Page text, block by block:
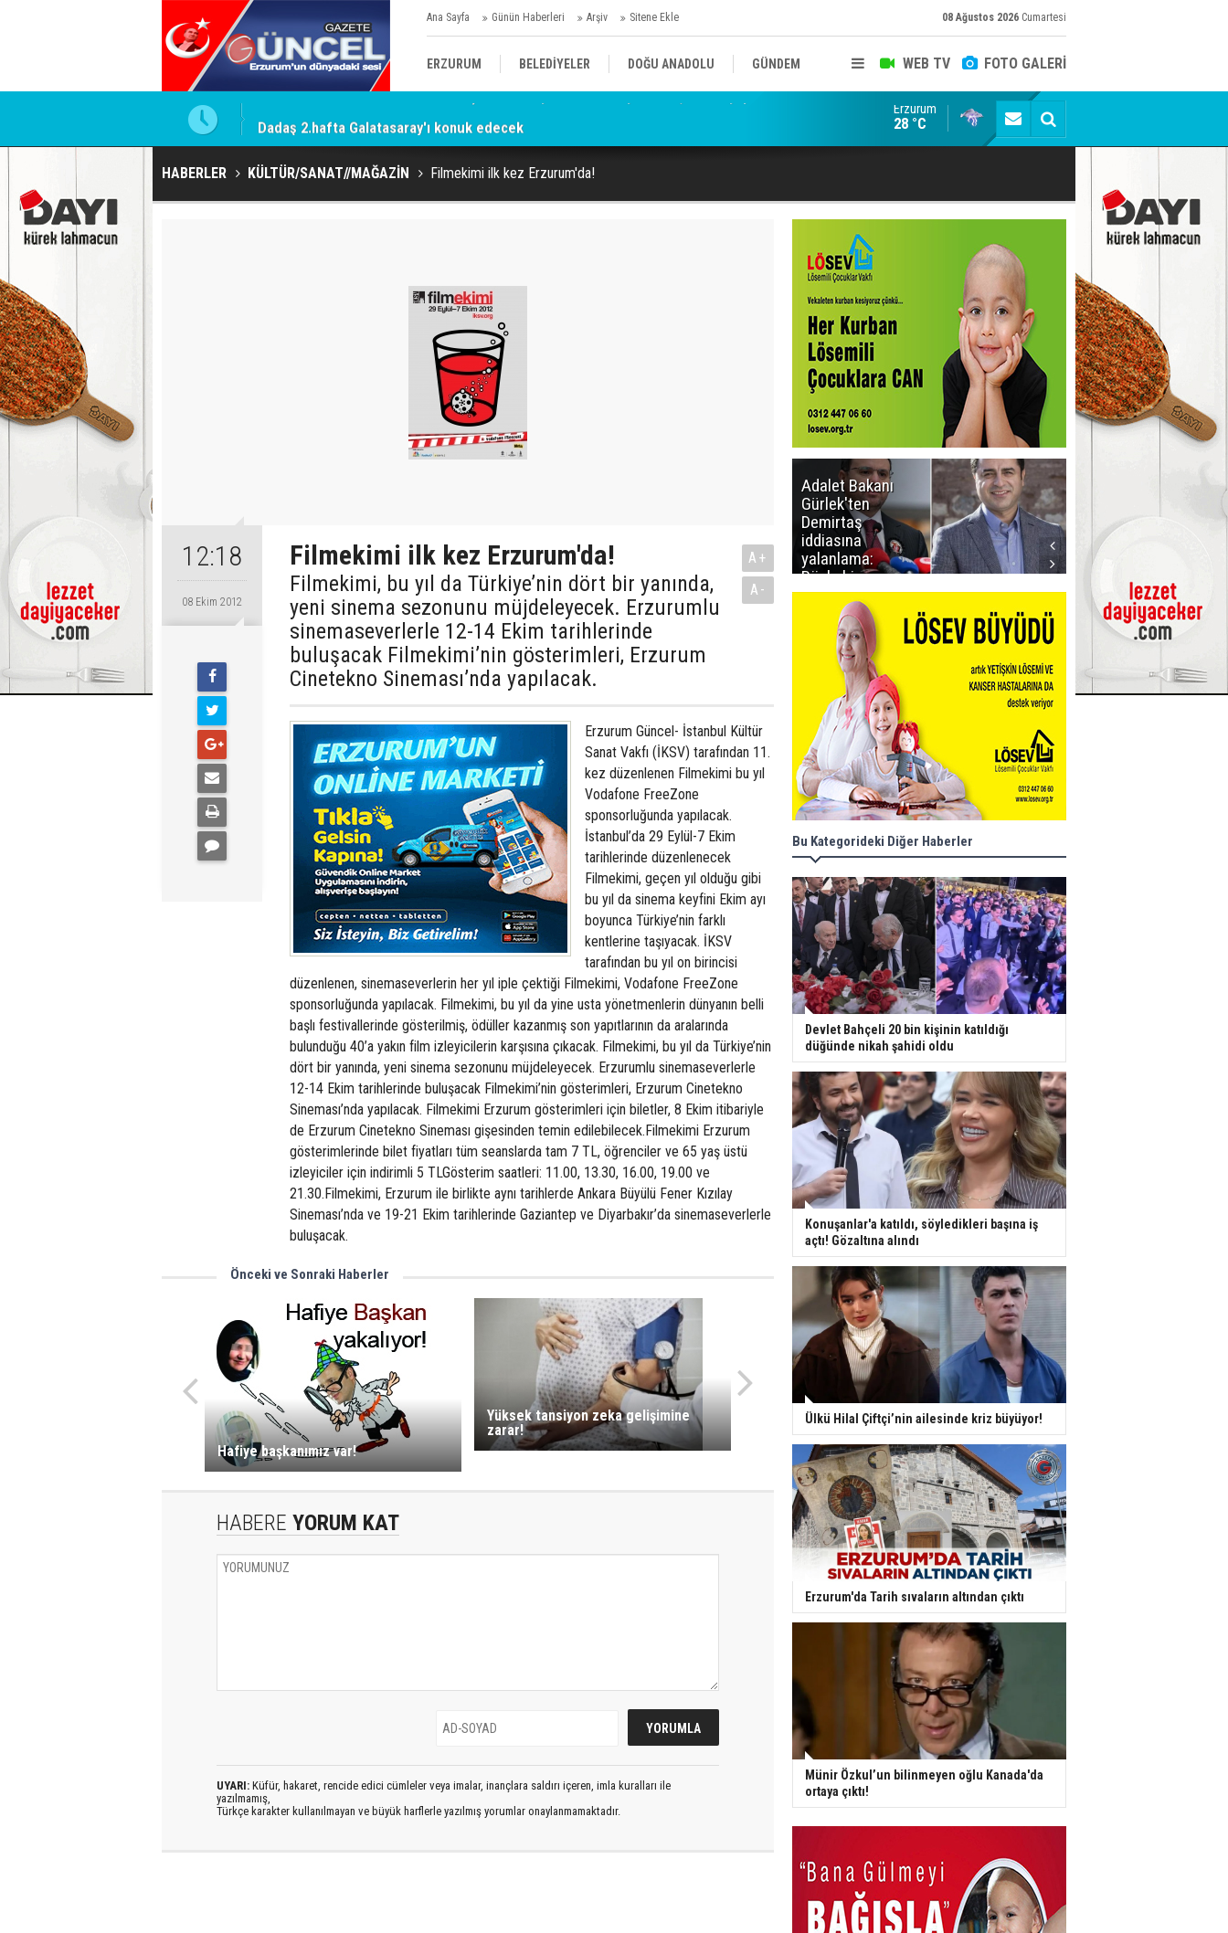
Ana Sayfa Günün Haberleri Arşiv Sitene Ekle 08 Ağustos 2026 Cumartesi
WEB TV FOTO GALERİ
ERZURUM BELEDİYELER DOĞU ANADOLU GÜNDEM
SİYASET
KÜLTÜR/SANAT//MAĞAZİN
Dadaş 2.hafta Galatasaray'ı konuk edecek Devlet Bahçeli 20 bin kişinin katıldığı düğünde
Erzurum
28 °C
HABERLER KÜLTÜR/SANAT//MAĞAZİN Filmekimi ilk kez Erzurum'da!
12:18
08 Ekim 2012
Filmekimi ilk kez Erzurum'da!
Filmekimi, bu yıl da Türkiye’nin dört bir yanında,
yeni sinema sezonunu müjdeleyecek. Erzurumlu
sinemaseverlerle 12-14 Ekim tarihlerinde
buluşacak Filmekimi’nin gösterimleri, Erzurum
Cinetekno Sineması’nda yapılacak.
A+
A-
Erzurum Güncel- İstanbul Kültür
Sanat Vakfı (İKSV) tarafından 11.
kez düzenlenen Filmekimi bu yıl
Vodafone FreeZone
sponsorluğunda yapılacak.
İstanbul’da 29 Eylül-7 Ekim
tarihlerinde düzenlenecek
Filmekimi, geçen yıl olduğu gibi
bu yıl da sinema keyfini Ekim ayı
boyunca Türkiye’nin farklı
kentlerine taşıyacak. İKSV
tarafından bu yıl on birincisi
düzenlenen, sinemaseverlerin her yıl iple çektiği Filmekimi, Vodafone FreeZone
sponsorluğunda yapılacak. Filmekimi, bu yıl da yine usta yönetmenlerin dünyanın belli
başlı festivallerinde gösterilmiş, ödüller kazanmış son yapıtlarının da aralarında
bulunduğu 40’a yakın film izleyicilerin karşısına çıkacak. Filmekimi, bu yıl da Türkiye’nin
dört bir yanında, yeni sinema sezonunu müjdeleyecek. Erzurumlu sinemaseverlerle
12-14 Ekim tarihlerinde buluşacak Filmekimi’nin gösterimleri, Erzurum Cinetekno
Sineması’nda yapılacak. Filmekimi Erzurum gösterimleri için biletler, 8 Ekim itibariyle
de Erzurum Cinetekno Sineması gişesinden temin edilebilecek.Filmekimi Erzurum
gösterimlerinde bilet fiyatları tüm seanslarda tam 7 TL, öğrenciler ve 65 yaş üstü
izleyiciler için indirimli 5 TLGösterim saatleri: 11.00, 13.30, 16.00, 19.00 ve
21.30.Filmekimi, Erzurum ile birlikte aynı tarihlerde Ankara Büyülü Fener Kızılay
Sineması’nda ve 19-21 Ekim tarihlerinde Gaziantep ve Diyarbakır’da sinemaseverlerle
buluşacak.
Önceki ve Sonraki Haberler
Hafiye başkanımız var!
Yüksek tansiyon zeka gelişimine
zarar!
HABERE YORUM KAT
UYARI: Küfür, hakaret, rencide edici cümleler veya imalar, inançlara saldırı içeren, imla kuralları ile
yazılmamış,
Türkçe karakter kullanılmayan ve büyük harflerle yazılmış yorumlar onaylanmamaktadır.
Adalet Bakanı
Gürlek'ten
Demirtaş
iddiasına
yalanlama:
Böyle bir
açıklama
yapmadım
konuk edecek
Bu Kategorideki Diğer Haberler
Devlet Bahçeli 20 bin kişinin katıldığı
düğünde nikah şahidi oldu
Konuşanlar'a katıldı, söyledikleri başına iş
açtı! Gözaltına alındı
Ülkü Hilal Çiftçi’nin ailesinde kriz büyüyor!
Erzurum'da Tarih sıvaların altından çıktı
Münir Özkul’un bilinmeyen oğlu Kanada'da
ortaya çıktı!